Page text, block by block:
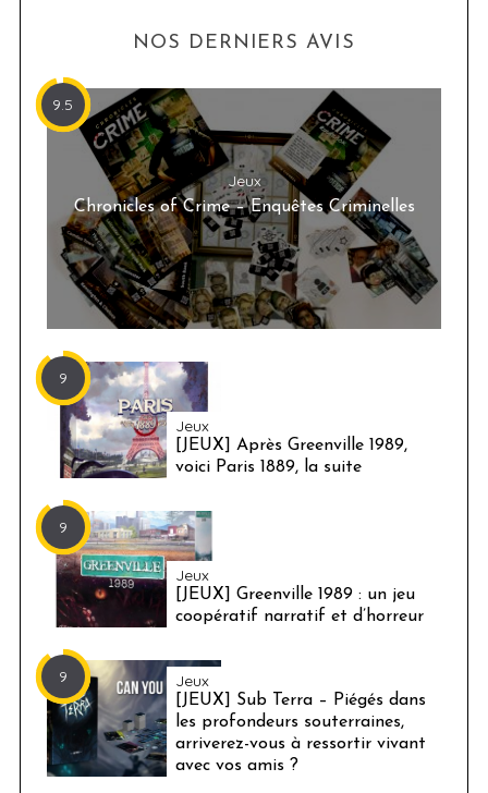
NOS DERNIERS AVIS
9.5
Jeux
Chronicles of Crime – Enquêtes Criminelles
9
Jeux
[JEUX] Après Greenville 1989,
voici Paris 1889, la suite
9
Jeux
[JEUX] Greenville 1989 : un jeu
coopératif narratif et d’horreur
9 Jeux
[JEUX] Sub Terra – Piégés dans
les profondeurs souterraines,
arriverez-vous à ressortir vivant
avec vos amis ?